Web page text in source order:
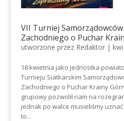
VII Turniej
Zachodniego o Puchar
utworzone przez Redaktor|
18 kwietnia jako jednostka
Turnieju Siatkarskim
Zachodniego o Puchar Krainy
grupowy pozwolił nam na
jednak po walce musieliśmy uznać
to...